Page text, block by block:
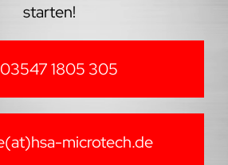
starten!
03547 1805 305
microtech.de